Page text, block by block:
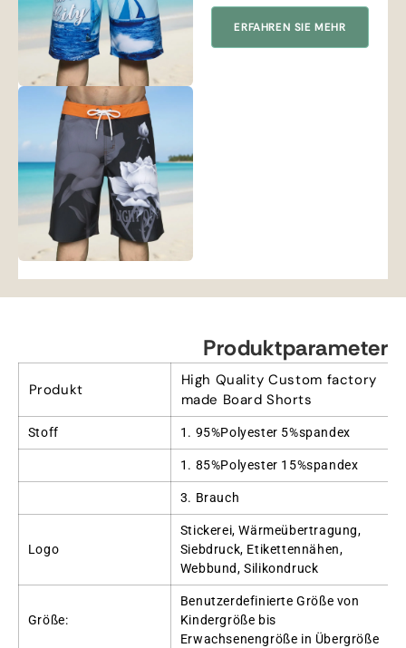
ERFAHREN SIE MEHR
Produktparameter
Produkt
High Quality Custom factory
made Board Shorts
Stoff 1. 95%Polyester 5%spandex
1. 85%Polyester 15%spandex
3. Brauch
Logo
Stickerei, Wärmeübertragung,
Siebdruck, Etikettennähen,
Webbund, Silikondruck
Größe:
Benutzerdefinierte Größe von
Kindergröße bis
Erwachsenengröße in Übergröße